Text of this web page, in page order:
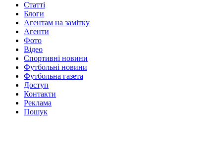
Статті
Блоги
Агентам на замітку
Агенти
Фото
Відео
Спортивні новини
Футбольні новини
Футбольна газета
Доступ
Контакти
Реклама
Пошук